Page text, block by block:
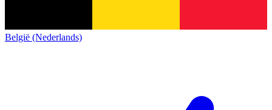
België (Nederlands)